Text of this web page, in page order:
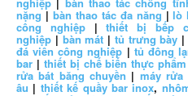
nặng | bàn thao tác đa năng |lò
công nghiệp|thiết bị bếp
nghiệp | bàn mát | tủ trưng bày |
đá viên công nghiệp | tủ đông
bar | thiết bị chế biến thực phẩm
rửa bát băng chuyền | máy rửa
âu | thiết kế quầy bar inox,